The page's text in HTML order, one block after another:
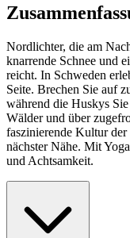
Nordlichter, die am
knarrende Schnee und
reicht. In Schweden
Seite. Brechen Sie auf
während die Huskys
Wälder und über
faszinierende Kultur der
nächster Nähe. Mit
und Achtsamkeit.